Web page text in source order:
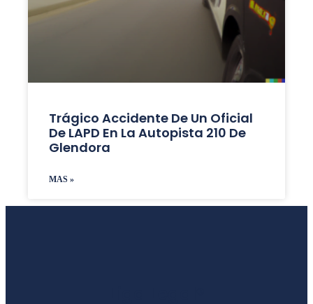
Trágico Accidente De Un Oficial
De LAPD En La Autopista 210 De
Glendora
MAS »